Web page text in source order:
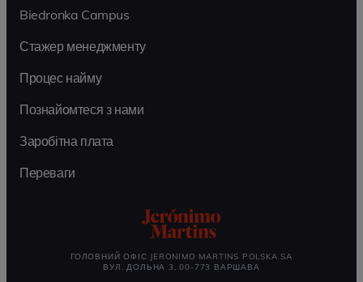
Biedronka Campus
Стажер менеджменту
Процес найму
Познайомтеся з нами
Заробітна плата
Переваги
ГОЛОВНИЙ ОФІС JERONIMO MARTINS POLSKA SA
ВУЛ. ДОЛЬНА 3, 00-773 ВАРШАВА